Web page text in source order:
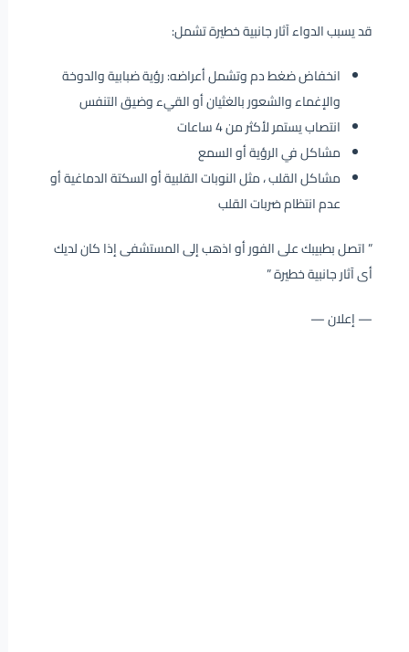
قد يسبب الدواء آثار جانبية خطيرة تشمل:
انخفاض ضغط دم وتشمل أعراضه: رؤية ضبابية والدوخة
والإغماء والشعور بالغثيان أو القيء وضيق التنفس
انتصاب يستمر لأكثر من 4 ساعات
مشاكل في الرؤية أو السمع
مشاكل القلب ، مثل النوبات القلبية أو السكتة الدماغية أو
عدم انتظام ضربات القلب
” اتصل بطبيبك على الفور أو اذهب إلى المستشفى إذا كان لديك
أى آثار جانبية خطيرة ”
— إعلان —